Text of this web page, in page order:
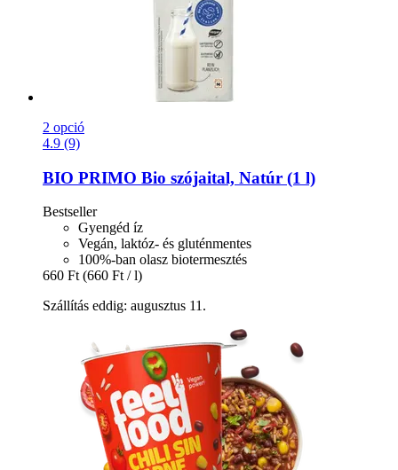
2 opció
4.9 (9)
BIO PRIMO Bio szójaital, Natúr (1 l)
Bestseller
Gyengéd íz
Vegán, laktóz- és gluténmentes
100%-ban olasz biotermesztés
660 Ft (660 Ft / l)
Szállítás eddig: augusztus 11.